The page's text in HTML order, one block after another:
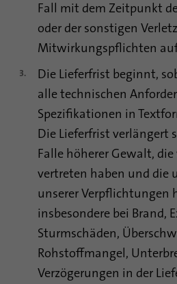
Fall mit dem Zeitpunkt
oder der sonstigen
Mitwirkungspflichten
Die Lieferfrist beginnt,
alle technischen
Spezifikationen in
Die Lieferfrist verlängert
Falle höherer Gewalt,
vertreten haben und die
unserer Verpflichtungen
insbesondere bei Brand,
Sturmschäden,
Rohstoffmangel,
Verzögerungen in der